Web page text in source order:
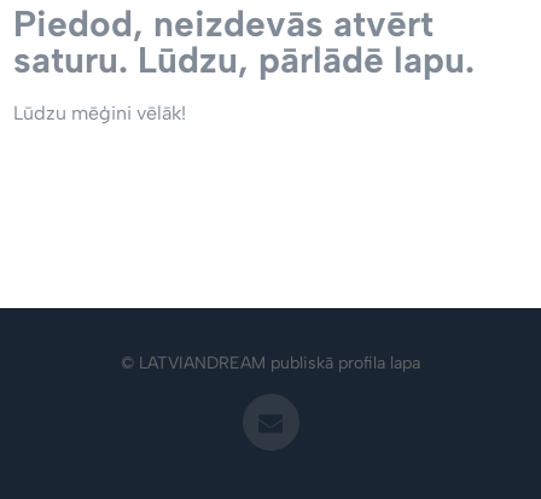
Piedod, neizdevās atvērt
saturu. Lūdzu, pārlādē lapu.
Lūdzu mēģini vēlāk!
© LATVIANDREAM publiskā profila lapa